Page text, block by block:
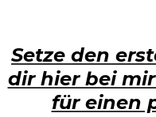
Setze den
dir hier bei
für einen